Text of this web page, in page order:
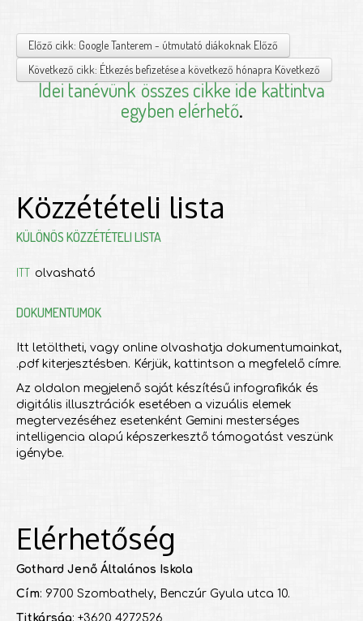
Előző cikk: Google Tanterem - útmutató diákoknak Előző
Következő cikk: Étkezés befizetése a következő hónapra Következő
Idei tanévünk összes cikke ide kattintva
egyben elérhető.
Közzétételi lista
KÜLÖNÖS KÖZZÉTÉTELI LISTA
ITT olvasható
DOKUMENTUMOK
Itt letöltheti, vagy online olvashatja dokumentumainkat,
.pdf kiterjesztésben. Kérjük, kattintson a megfelelő címre.
Az oldalon megjelenő saját készítésű infografikák és
digitális illusztrációk esetében a vizuális elemek
megtervezéséhez esetenként Gemini mesterséges
intelligencia alapú képszerkesztő támogatást veszünk
igénybe.
Elérhetőség
Gothard Jenő Általános Iskola
Cím: 9700 Szombathely, Benczúr Gyula utca 10.
Titkárság: +3620 4272526